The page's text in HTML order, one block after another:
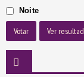
Noite
Votar Ver